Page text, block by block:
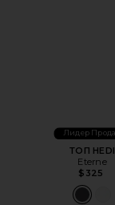
Лидер
ТОП HEDI
Eterne
$325